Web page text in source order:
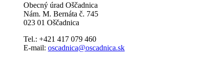
Obecný úrad Oščadnica
Nám. M. Bernáta č. 745
023 01 Oščadnica
Tel.: +421 417 079 460
E-mail: oscadnica@oscadnica.sk